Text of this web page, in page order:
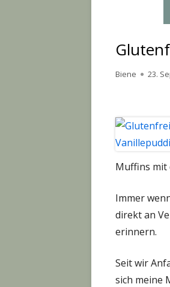
Autor
Biene 23.
Muffins mit
Immer
direkt an
erinnern.
Seit wir
sich meine